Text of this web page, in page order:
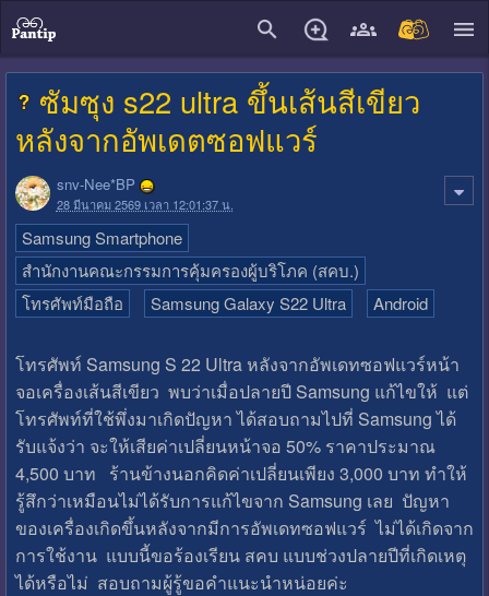
ซัมซุง s22 ultra ขึ้นเส้นสีเขียว
หลังจากอัพเดตซอฟแวร์
snv-Nee*BP
28 มีนาคม 2569 เวลา 12:01:37 น.
Samsung Smartphone
สำนักงานคณะกรรมการคุ้มครองผู้บริโภค (สคบ.)
โทรศัพท์มือถือ
Samsung Galaxy S22 Ultra Android
โทรศัพท์ Samsung S 22 Ultra หลังจากอัพเดทซอฟแวร์หน้า
จอเครื่องเส้นสีเขียว พบว่าเมื่อปลายปี Samsung แก้ไขให้ แต่
โทรศัพท์ที่ใช้พึ่งมาเกิดปัญหา ได้สอบถามไปที่ Samsung ได้
รับแจ้งว่า จะให้เสียค่าเปลี่ยนหน้าจอ 50% ราคาประมาณ
4,500 บาท ร้านข้างนอกคิดค่าเปลี่ยนเพียง 3,000 บาท ทำให้
รู้สึกว่าเหมือนไม่ได้รับการแก้ไขจาก Samsung เลย ปัญหา
ของเครื่องเกิดขึ้นหลังจากมีการอัพเดทซอฟแวร์ ไม่ได้เกิดจาก
การใช้งาน แบบนี้ขอร้องเรียน สคบ แบบช่วงปลายปีที่เกิดเหตุ
ได้หรือไม่ สอบถามผู้รู้ขอคำแนะนำหน่อยค่ะ
close